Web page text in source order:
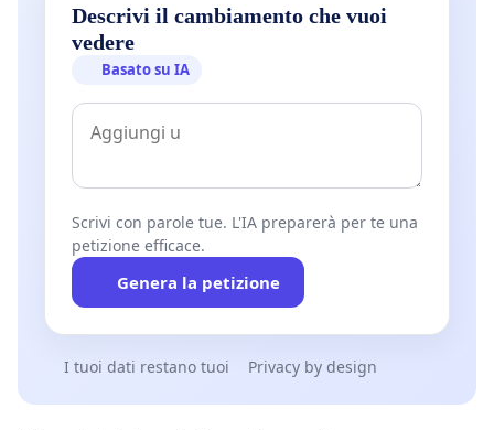
Descrivi il cambiamento che vuoi
vedere
Basato su IA
Scrivi con parole tue. L'IA preparerà per te una
petizione efficace.
Genera la petizione
I tuoi dati restano tuoi Privacy by design